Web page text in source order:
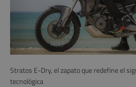
Stratos E-Dry, el zapato que redefine el
tecnológica